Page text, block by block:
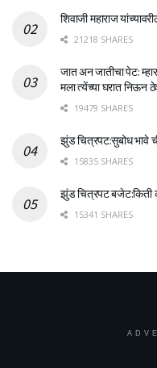
शिवाजी महाराज
21218 SHARES
जात अन जातीचा पेट:
मला त्येंच्या घरात निऊन
19479 SHARES
झुंड चित्रपट:सुबोध भावे
15835 SHARES
झुंड चित्रपट बजेट:किती
15341 SHARES